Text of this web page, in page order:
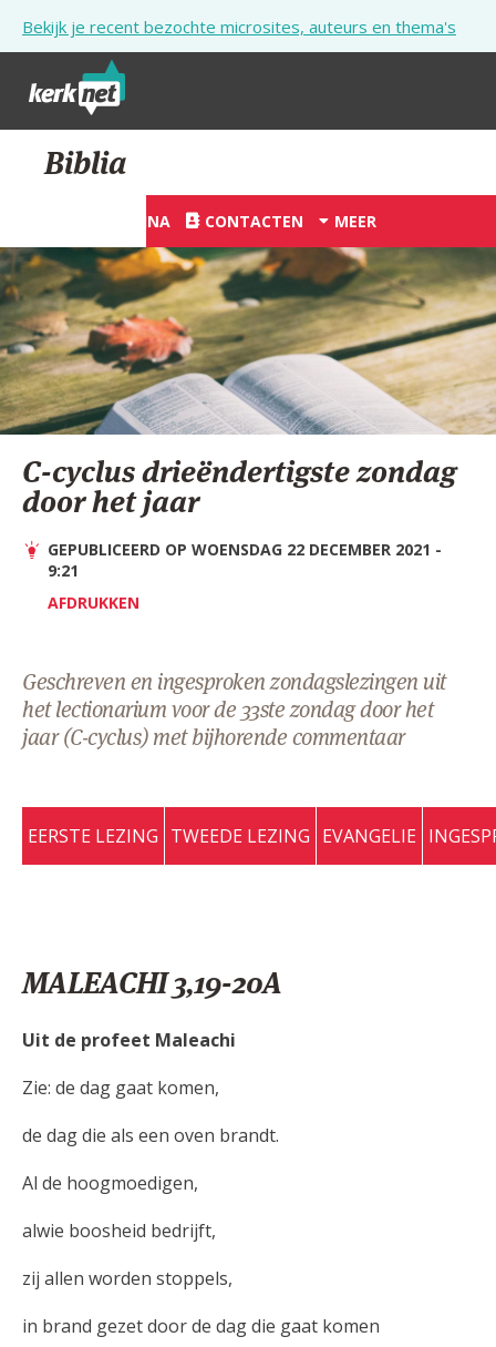
Bekijk je recent bezochte microsites, auteurs en thema's
STARTPAGINA
KERK
VIERINGEN
SHOP
ZOEKEN
HULP
STARTPAGINA PORTAAL
MIJN PAROCHIE
AANMELDEN OF REGISTREREN
Biblia
STARTPAGINA CONTACTEN MEER
C-cyclus drieëndertigste zondag
door het jaar
GEPUBLICEERD OP WOENSDAG 22 DECEMBER 2021 -
9:21
AFDRUKKEN
Geschreven en ingesproken zondagslezingen uit
het lectionarium voor de 33ste zondag door het
jaar (C-cyclus) met bijhorende commentaar
EERSTE LEZING TWEEDE LEZING EVANGELIE
MALEACHI 3,19-20A
Uit de profeet Maleachi
Zie: de dag gaat komen,
de dag die als een oven brandt.
Al de hoogmoedigen,
alwie boosheid bedrijft,
zij allen worden stoppels,
in brand gezet door de dag die gaat komen